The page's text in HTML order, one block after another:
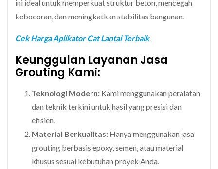
ini ideal untuk memperkuat struktur beton, mencegah
kebocoran, dan meningkatkan stabilitas bangunan.
Cek Harga Aplikator Cat Lantai Terbaik
Keunggulan Layanan Jasa
Grouting Kami:
Teknologi Modern: Kami menggunakan peralatan
dan teknik terkini untuk hasil yang presisi dan
efisien.
Material Berkualitas: Hanya menggunakan jasa
grouting berbasis epoxy, semen, atau material
khusus sesuai kebutuhan proyek Anda.